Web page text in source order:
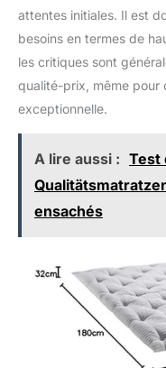
attentes initiales. Il est
besoins en termes de
les critiques sont
qualité-prix, même pour
exceptionnelle.
A lire aussi : Test
ensachés